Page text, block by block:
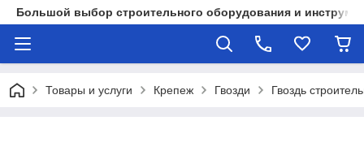
Большой выбор строительного оборудования и
Товары и услуги Крепеж Гвозди Гвоздь